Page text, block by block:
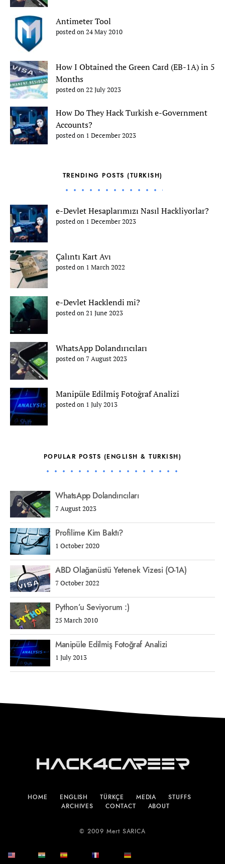
Antimeter Tool
posted on 24 May 2010
How I Obtained the Green Card (EB-1A) in 5
Months
posted on 22 July 2023
How Do They Hack Turkish e-Government
Accounts?
posted on 1 December 2023
TRENDING POSTS (TURKISH)
e-Devlet Hesaplarımızı Nasıl Hackliyorlar?
posted on 1 December 2023
Çalıntı Kart Avı
posted on 1 March 2022
e-Devlet Hacklendi mi?
posted on 21 June 2023
WhatsApp Dolandırıcıları
posted on 7 August 2023
Manipüle Edilmiş Fotoğraf Analizi
posted on 1 July 2013
POPULAR POSTS (ENGLISH & TURKISH)
WhatsApp Dolandırıcıları
7 August 2023
Profilime Kim Baktı?
1 October 2020
ABD Olağanüstü Yetenek Vizesi (O-1A)
7 October 2022
Python’u Seviyorum :)
25 March 2010
Manipüle Edilmiş Fotoğraf Analizi
1 July 2013
Hack4Career
HOME ENGLISH TÜRKÇE MEDIA
STUFFS
ARCHIVES
CONTACT ABOUT
© 2009 Mert SARICA